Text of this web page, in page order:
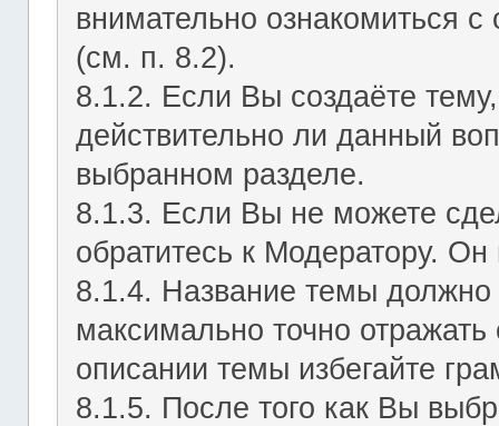
внимательно ознакомиться
(см. п. 8.2).
8.1.2. Если Вы создаёте
действительно ли данный
выбранном разделе.
8.1.3. Если Вы не можете
обратитесь к Модератору.
8.1.4. Название темы
максимально точно
описании темы избегайте
8.1.5. После того как Вы